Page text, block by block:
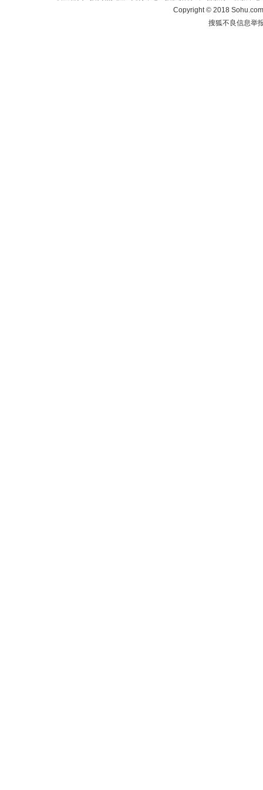
Copyright©2018
搜狐不良信息举